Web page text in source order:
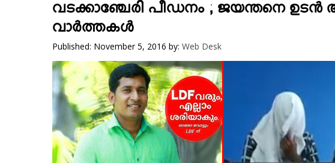
TOURS & TRAVELവടക്കാഞ്ചേരി പീഡനം ; ജയന്തനെ ഉടന്‍
വാര്‍ത്തകള്‍
Published: November 5, 2016 by: Web Desk